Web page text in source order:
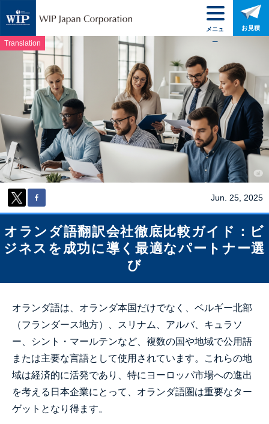
Translation
Jun. 25, 2025
オランダ語翻訳会社徹底比較ガイド：ビ
ジネスを成功に導く最適なパートナー選
び
オランダ語は、オランダ本国だけでなく、ベルギー北部
（フランダース地方）、スリナム、アルバ、キュラソ
ー、シント・マールテンなど、複数の国や地域で公用語
または主要な言語として使用されています。これらの地
域は経済的に活発であり、特にヨーロッパ市場への進出
を考える日本企業にとって、オランダ語圏は重要なター
ゲットとなり得ます。
メニュ
ー
お見積